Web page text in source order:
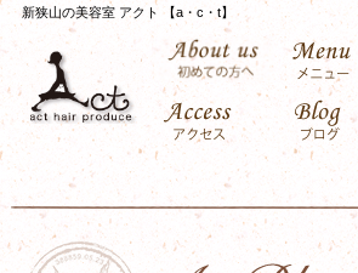
新狭山の美容室 アクト 【a・c・t】